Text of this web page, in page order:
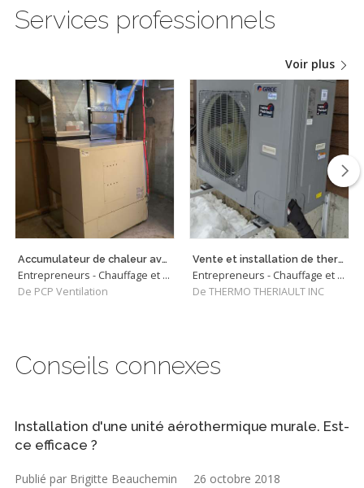
Services professionnels
Voir plus
Accumulateur de chaleur avec thermopompe
Entrepreneurs - Chauffage et Climatisation
De PCP Ventilation
Vente et installation de thermopome centrale
Entrepreneurs - Chauffage et Climatisation
De THERMO THERIAULT INC
Conseils connexes
Installation d'une unité aérothermique murale. Est-
ce efficace ?
Publié par Brigitte Beauchemin 26 octobre 2018